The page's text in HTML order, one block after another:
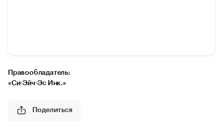
Правообладатель:
«Си-Эйч-Эс Инк.»
Поделиться